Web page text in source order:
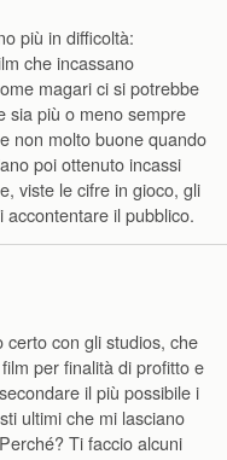
più in difficoltà:
che incassano
magari ci si potrebbe
sia più o meno sempre
non molto buone quando
poi ottenuto incassi
viste le cifre in gioco, gli
il pubblico.
con gli studios, che
per finalità di profitto e
il più possibile i
ultimi che mi lasciano
Ti faccio alcuni